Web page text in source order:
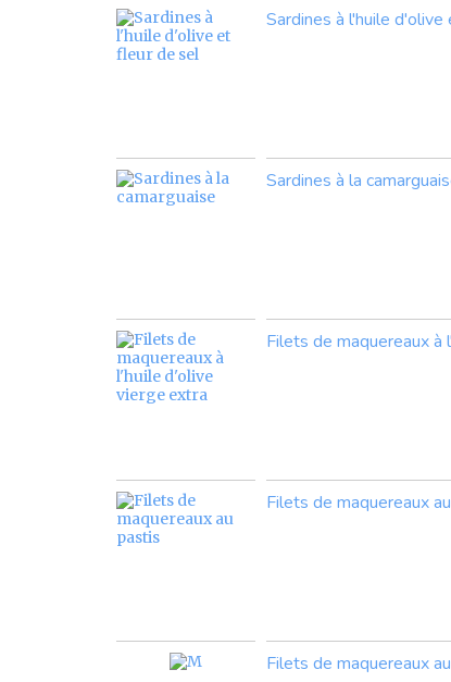
Sardines à l'huile
Sardines à la
Filets de maquereaux
Filets de maquereaux
Filets de maquereaux